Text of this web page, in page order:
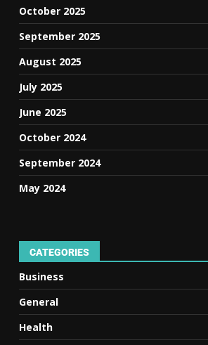
October 2025
September 2025
August 2025
July 2025
June 2025
October 2024
September 2024
May 2024
CATEGORIES
Business
General
Health